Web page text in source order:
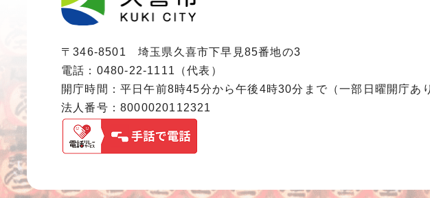
〒346-8501 埼玉県久喜市下早見85番地の3
電話：0480-22-1111（代表）
開庁時間：平日午前8時45分から午後4時30分まで（一部日曜開庁あ
法人番号：8000020112321